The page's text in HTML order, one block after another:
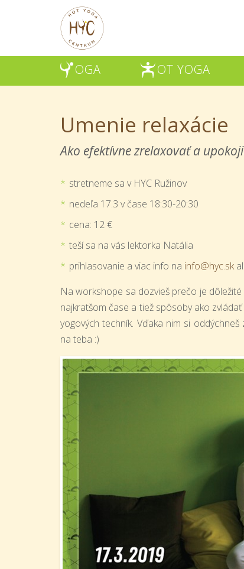
OGA OT YOGA
Umenie relaxácie
Ako efektívne zrelaxovať a
stretneme sa v HYC Ružinov
nedeľa 17.3 v čase 18:30-20:30
cena: 12 €
teší sa na vás lektorka Natália
prihlasovanie a viac info na info@hyc.sk
Na workshope sa dozvieš prečo je
najkratšom čase a tiež spôsoby ako
yogových techník. Vďaka nim si
na teba :)